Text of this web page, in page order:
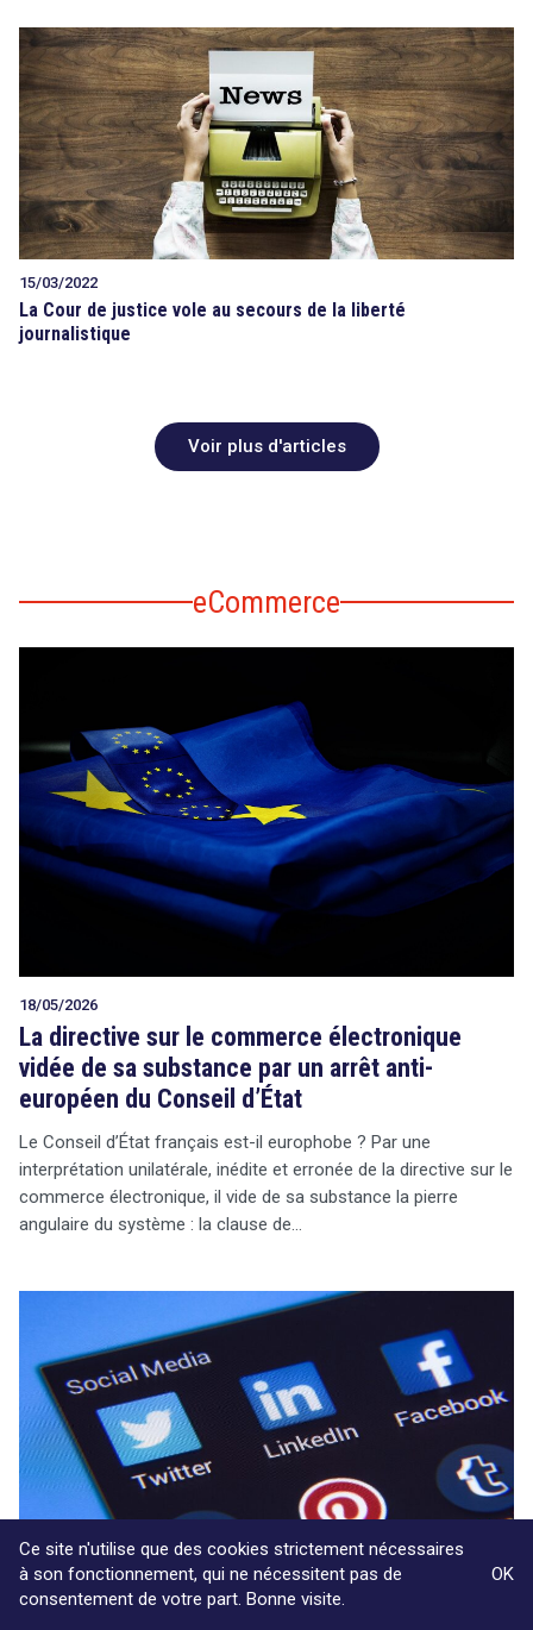
15/03/2022
La Cour de justice vole au secours de la liberté
journalistique
Voir plus d'articles
eCommerce
18/05/2026
La directive sur le commerce électronique
vidée de sa substance par un arrêt anti-
européen du Conseil d’État
Le Conseil d’État français est-il europhobe ? Par une
interprétation unilatérale, inédite et erronée de la directive sur le
commerce électronique, il vide de sa substance la pierre
angulaire du système : la clause de…
Ce site n'utilise que des cookies strictement nécessaires
à son fonctionnement, qui ne nécessitent pas de
consentement de votre part. Bonne visite.
OK